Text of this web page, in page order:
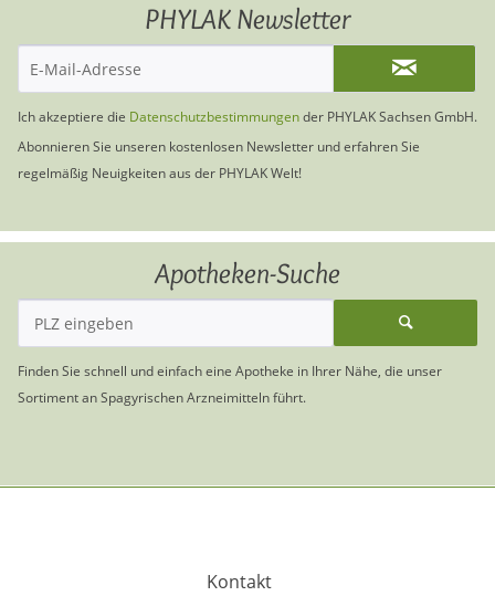
PHYLAK Newsletter
Ich akzeptiere die Datenschutzbestimmungender PHYLAK Sachsen GmbH.
Abonnieren Sie unseren kostenlosen Newsletter und erfahren Sie
regelmäßig Neuigkeiten aus der PHYLAK Welt!
Apotheken-Suche
Finden Sie schnell und einfach eine Apotheke in Ihrer Nähe, die unser
Sortiment an Spagyrischen Arzneimitteln führt.
Kontakt